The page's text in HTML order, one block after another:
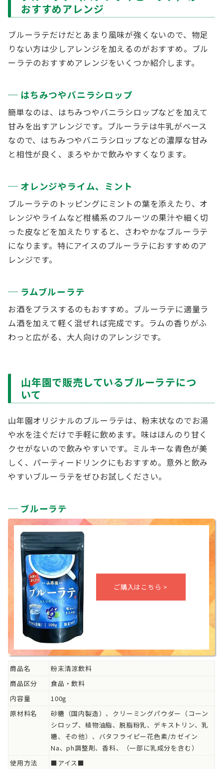
おすすめアレンジ
ブルーラテだけだとあまり風味が強くないので、物足
りない方は少しアレンジを加えるのがおすすめ。ブル
ーラテのおすすめアレンジをいくつか紹介します。
はちみつやバニラシロップ
簡単なのは、はちみつやバニラシロップなどを加えて
甘みを出すアレンジです。ブルーラテは牛乳がベース
なので、はちみつやバニラシロップなどの濃厚な甘み
と相性が良く、まろやかで飲みやすくなります。
オレンジやライム、ミント
ブルーラテのトッピングにミントの葉を添えたり、オ
レンジやライムなど柑橘系のフルーツの果汁や細く切
った皮などを加えたりすると、さわやかなブルーラテ
になります。特にアイスのブルーラテにおすすめのア
レンジです。
ラムブルーラテ
お酒をプラスするのもおすすめ。ブルーラテに適量ラ
ム酒を加えて軽く混ぜれば完成です。ラムの香りがふ
わっと広がる、大人向けのアレンジです。
山年園で販売しているブルーラテにつ
いて
山年園オリジナルのブルーラテは、粉末状なのでお湯
や水を注ぐだけで手軽に飲めます。味はほんのり甘く
クセがないので飲みやすいです。ミルキーな青色が美
しく、パーティードリンクにもおすすめ。意外と飲み
やすいブルーラテをぜひお試しください。
ブルーラテ
商品名
粉末清涼飲料
商品区分
食品・飲料
内容量
100g
原材料名
砂糖（国内製造）、クリーミングパウダー（コーン
シロップ、植物油脂、脱脂粉乳、デキストリン、乳
糖、その他）、バタフライピー花色素/カゼイン
Na、ph調整剤、香料、（一部に乳成分を含む）
使用方法
■アイス■